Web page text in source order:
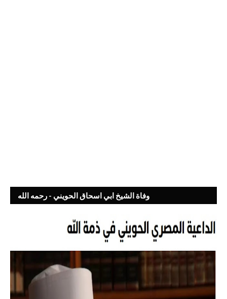
وفاة الشيخ ابي اسحاق الحويني - رحمه الله